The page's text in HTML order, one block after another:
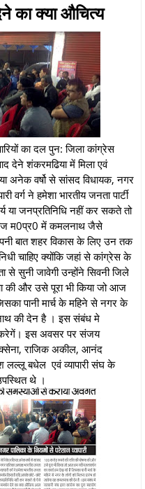
का क्या औचित्य
का दल पुन: जिला कांग्रेस
देने शंकरमढिया में मिला एवं
अनेक वर्षो से सांसद विधायक, नगर
वर्ग ने हमेशा भारतीय जनता पार्टी
या जनप्रतिनिधि नहीं कर सकते तो
म0प्र0 में कमलनाथ जैसे
बात शहर विकास के लिए उन तक
चाहिए क्योंकि जहां से कांग्रेस के
सुनी जावेगी उन्होंने सिवनी जिले
की और उसे पूरा भी किया जो आज
पानी मार्च के महिने से नगर के
की देन है । इस संबंध मे
करेगें। इस अवसर पर संजय
राजिक अकील, आनंद
लल्लू बधेल एवं व्यापारी संघ के
थे ।